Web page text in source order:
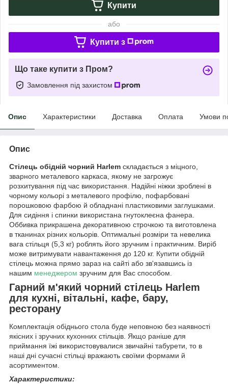
Купити
або
Купити з
Що таке купити з Пром?
Замовлення під захистом
Опис Характеристики Доставка Оплата Умови
Опис
Стілець обідній чорний Harlem складається з міцного,
зварного металевого каркаса, якому не загрожує
розхитування під час використання. Надійні ніжки зроблені в
чорному кольорі з металевого профілю, пофарбовані
порошковою фарбою й обладнані пластиковими заглушками.
Для сидіння і спинки використана гнутоклеєна фанера.
Оббивка прикрашена декоративною строчкою та виготовлена
в тканинах різних кольорів. Оптимальні розміри та невелика
вага стільця (5,3 кг) роблять його зручним і практичним. Виріб
може витримувати навантаження до 120 кг. Купити обідній
стілець можна прямо зараз на сайті або зв'язавшись із
нашим менеджером зручним для Вас способом.
Гарний м'який чорний стілець Harlem
для кухні, вітальні, кафе, бару,
ресторану
Комплектація обіднього стола буде неповною без наявності
якісних і зручних кухонних стільців. Якщо раніше для
приймання їжі використовувалися звичайні табурети, то в
наші дні сучасні стільці вражають своїми формами й
асортиментом.
Характеристики: